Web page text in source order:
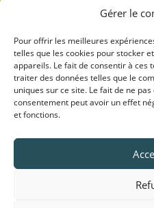
Gérer le
Pour offrir les meilleures
telles que les cookies pour stocker
appareils. Le fait de consentir à ces
traiter des données telles que le
uniques sur ce site. Le fait de ne
consentement peut avoir un effet
et fonctions.
est enregistré en préfecture
n°52440814544
Organisme Datadocké et
certification sous len°
action de formation